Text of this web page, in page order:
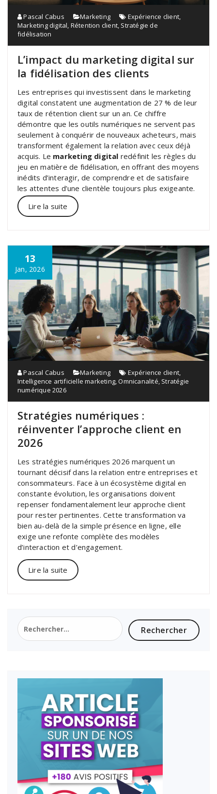
Pascal Cabus Marketing Expérience client,
Marketing digital, Rétention client, Stratégie de
fidélisation
L’impact du marketing digital sur
la fidélisation des clients
Les entreprises qui investissent dans le marketing
digital constatent une augmentation de 27 % de leur
taux de rétention client sur un an. Ce chiffre
démontre que les outils numériques ne servent pas
seulement à conquérir de nouveaux acheteurs, mais
transforment également la relation avec ceux déjà
acquis. Le marketing digital redéfinit les règles du
jeu en matière de fidélisation, en offrant des moyens
inédits d’interagir, de comprendre et de satisfaire
les attentes d’une clientèle toujours plus exigeante.
Lire la suite
13
Jan, 2026
Pascal Cabus Marketing Expérience client,
Intelligence artificielle marketing,Omnicanalité, Stratégie
numérique 2026
Stratégies numériques :
réinventer l’approche client en
2026
Les stratégies numériques 2026 marquent un
tournant décisif dans la relation entre entreprises et
consommateurs. Face à un écosystème digital en
constante évolution, les organisations doivent
repenser fondamentalement leur approche client
pour rester pertinentes. Cette transformation va
bien au-delà de la simple présence en ligne, elle
exige une refonte complète des modèles
d’interaction et d’engagement.
Lire la suite
Rechercher :